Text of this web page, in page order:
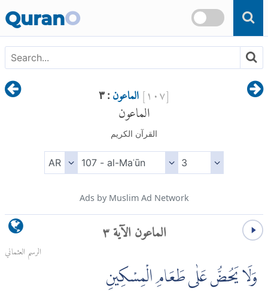
Skip to main content
QuranO
[١٠٧]الماعون : ٣ الماعون
القرآن الكريم
Ads by Muslim Ad Network
الماعون الآية ٣
الرسم العثماني
وَلَا يَحُضُّ عَلٰى طَعَامِ الْمِسْكِينِ